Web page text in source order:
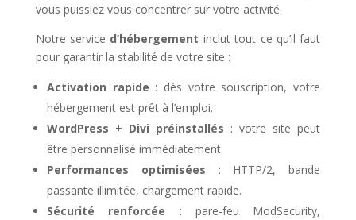
vous puissiez vous concentrer sur votre activité.
Notre service d’hébergement inclut tout ce qu’il faut
pour garantir la stabilité de votre site :
Activation rapide : dès votre souscription, votre
hébergement est prêt à l’emploi.
WordPress + Divi préinstallés : votre site peut
être personnalisé immédiatement.
Performances optimisées : HTTP/2, bande
passante illimitée, chargement rapide.
Sécurité renforcée : pare-feu ModSecurity,